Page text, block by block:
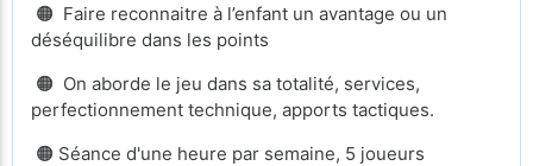
🟠 Faire reconnaitre à l’enfant un avantage ou un
déséquilibre dans les points
🟠 On aborde le jeu dans sa totalité, services,
perfectionnement technique, apports tactiques.
🟠 Séance d'une heure par semaine, 5 joueurs